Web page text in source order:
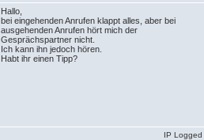
Hallo,
bei eingehenden Anrufen klappt alles, aber bei
ausgehenden Anrufen hört mich der
Gesprächspartner nicht.
Ich kann ihn jedoch hören.
Habt ihr einen Tipp?
IP Logged